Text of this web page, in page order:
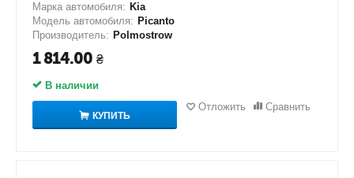
Марка автомобиля: Kia
Модель автомобиля: Picanto
Производитель: Polmostrow
1 814.00 ₴
В наличии
КУПИТЬ
Отложить Сравнить